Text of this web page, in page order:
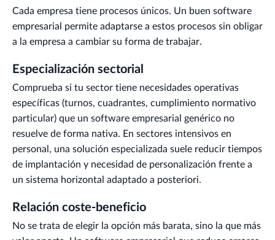
Cada empresa tiene procesos únicos. Un buen software
empresarial permite adaptarse a estos procesos sin obligar
a la empresa a cambiar su forma de trabajar.
Especialización sectorial
Comprueba si tu sector tiene necesidades operativas
específicas (turnos, cuadrantes, cumplimiento normativo
particular) que un software empresarial genérico no
resuelve de forma nativa. En sectores intensivos en
personal, una solución especializada suele reducir tiempos
de implantación y necesidad de personalización frente a
un sistema horizontal adaptado a posteriori.
Relación coste-beneficio
No se trata de elegir la opción más barata, sino la que más